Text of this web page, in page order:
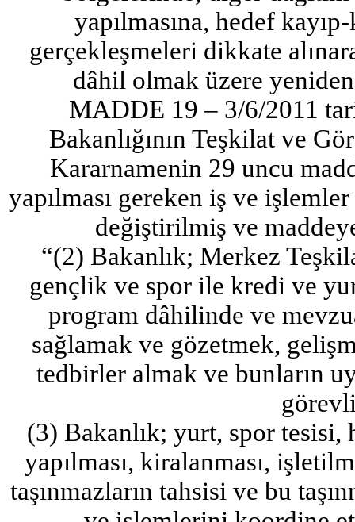
yapılmasına, hedef
gerçekleşmeleri dikkate
dâhil olmak üzere
MADDE 19 – 3/6/2011
Bakanlığının Teşkilat ve
Kararnamenin 29 uncu
yapılması gereken iş ve
değiştirilmiş ve
“(2) Bakanlık; Merkez
gençlik ve spor ile kredi ve
program dâhilinde ve
sağlamak ve gözetmek,
tedbirler almak ve bunların
(3) Bakanlık; yurt, spor
yapılması, kiralanması,
taşınmazların tahsisi ve bu